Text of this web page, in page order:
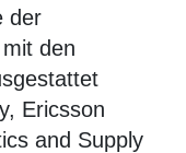
der
den
Ericsson
and Supply